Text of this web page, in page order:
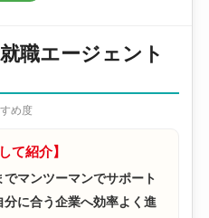
職エージェント
め度
て紹介】
マンツーマンでサポート
に合う企業へ効率よく進